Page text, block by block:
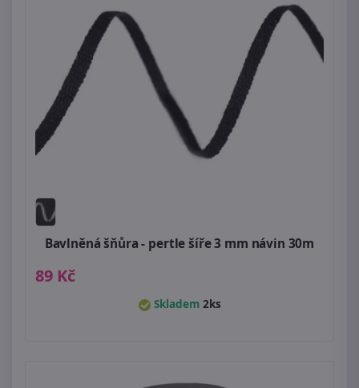
Bavlněná šňůra - pertle šíře 3 mm návin 30m
89 Kč
Skladem 2ks